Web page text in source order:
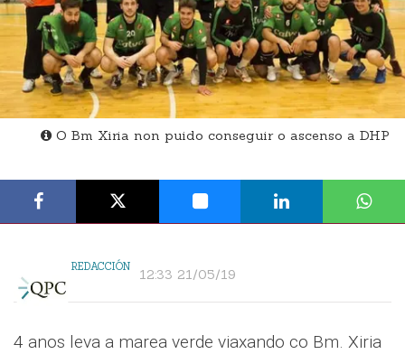
O Bm Xiria non puido conseguir o ascenso a DHP
REDACCIÓN 12:33 21/05/19
4 anos leva a marea verde viaxando co Bm. Xiria